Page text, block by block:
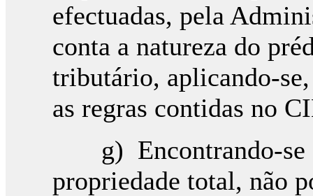
efectuadas, pela
conta a natureza do
tributário, aplicando-se,
as regras contidas no
g) Encontrando-se
propriedade total, não